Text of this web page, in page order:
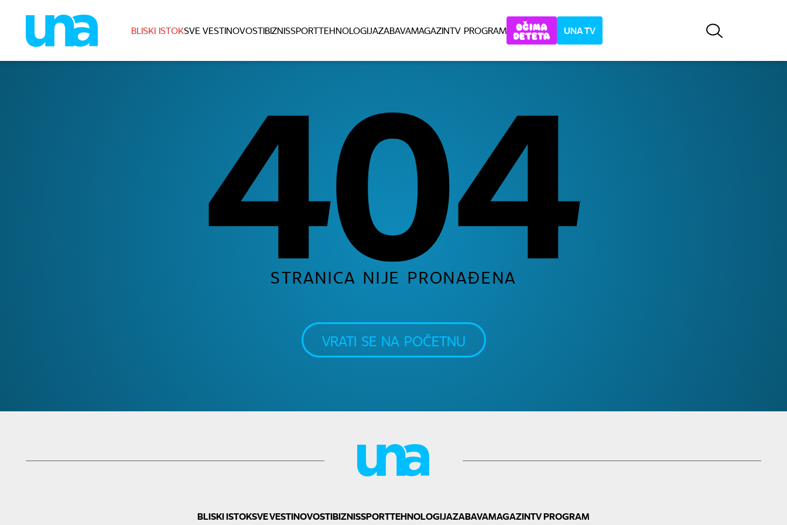
BLISKI ISTOKSVE VESTINOVOSTIBIZNISSPORTTEHNOLOGIJAZABAVAMAGAZINTV PROGRAM UNA TV
404
STRANICA NIJE PRONAĐENA
VRATI SE NA POČETNU
BLISKI ISTOKSVE VESTINOVOSTIBIZNISSPORTTEHNOLOGIJAZABAVAMAGAZINTV PROGRAM